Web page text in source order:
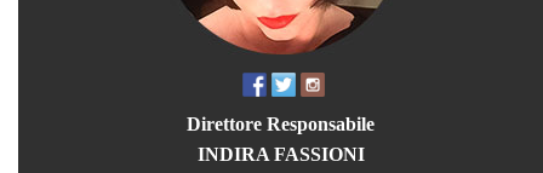
Direttore Responsabile
INDIRA FASSIONI